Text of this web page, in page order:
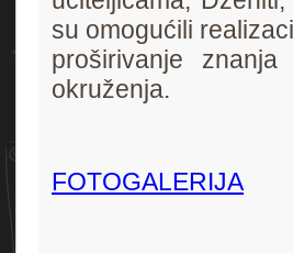
su omogućili
proširivanje
okruženja.
FOTOGALERIJA